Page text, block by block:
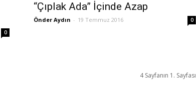
0
“Çıplak Ada” İçinde Azap
Önder Aydın - 19 Temmuz 2016 0
4 Sayfanın 1. Sayfası